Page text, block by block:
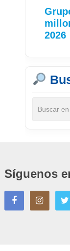
2026
Síguenos